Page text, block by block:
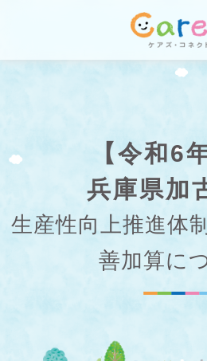
【令和6
兵庫県加
生産性向上推進体
善加算に